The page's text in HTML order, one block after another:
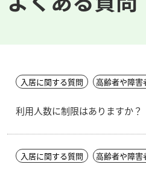
入居に関する質問 高齢者や障害
利用人数に制限はありますか？
入居に関する質問 高齢者や障害